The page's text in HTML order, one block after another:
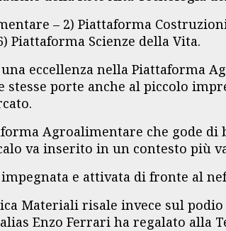
– 2) Piattaforma
Piattaforma Scienze della Vita.
una eccellenza nella Piattaforma
stesse porte anche al piccolo
Agroalimentare che gode
va inserito in un contesto più
e attivata di fronte al
Materiali risale invece sul
Enzo Ferrari ha regalato